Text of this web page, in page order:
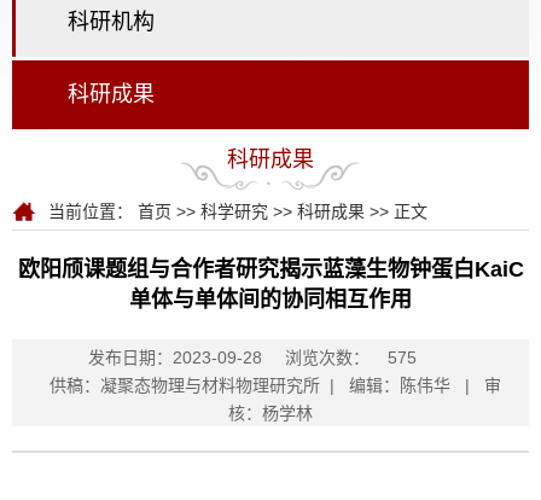
科研机构
科研成果
科研成果
当前位置： 首页 >> 科学研究 >> 科研成果 >> 正文
欧阳颀课题组与合作者研究揭示蓝藻生物钟蛋白KaiC
单体与单体间的协同相互作用
发布日期：2023-09-28 浏览次数：
575
供稿：凝聚态物理与材料物理研究所 | 编辑：陈伟华 | 审
核：杨学林